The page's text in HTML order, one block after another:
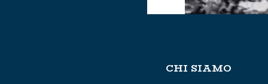
CHI SIAMO